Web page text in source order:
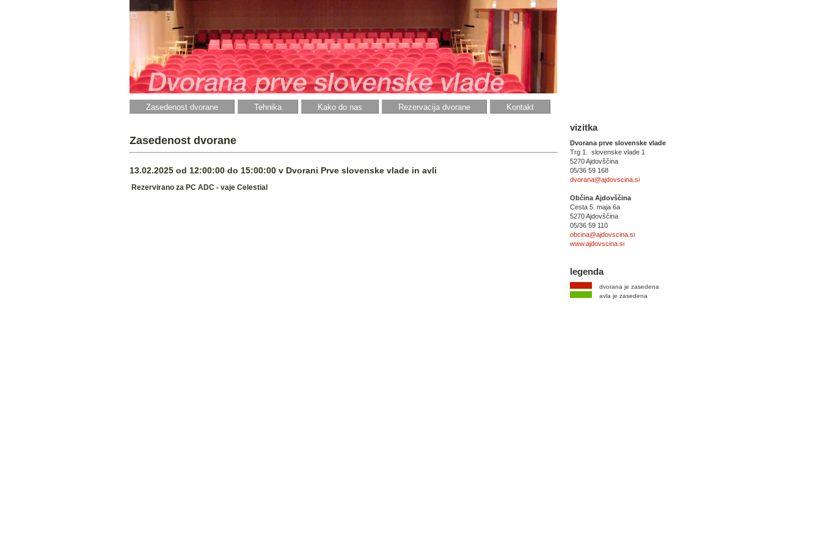
Zasedenost dvorane Tehnika Kako do nas Rezervacija dvorane Kontakt
Zasedenost dvorane
13.02.2025 od 12:00:00 do 15:00:00 v Dvorani Prve slovenske vlade in avli
Rezervirano za PC ADC - vaje Celestial
vizitka
Dvorana prve slovenske vlade
Trg 1. slovenske vlade 1
5270 Ajdovščina
05/36 59 168
dvorana@ajdovscina.si
Občina Ajdovščina
Cesta 5. maja 6a
5270 Ajdovščina
05/36 59 110
obcina@ajdovscina.si
www.ajdovscina.si
legenda
dvorana je zasedena
avla je zasedena